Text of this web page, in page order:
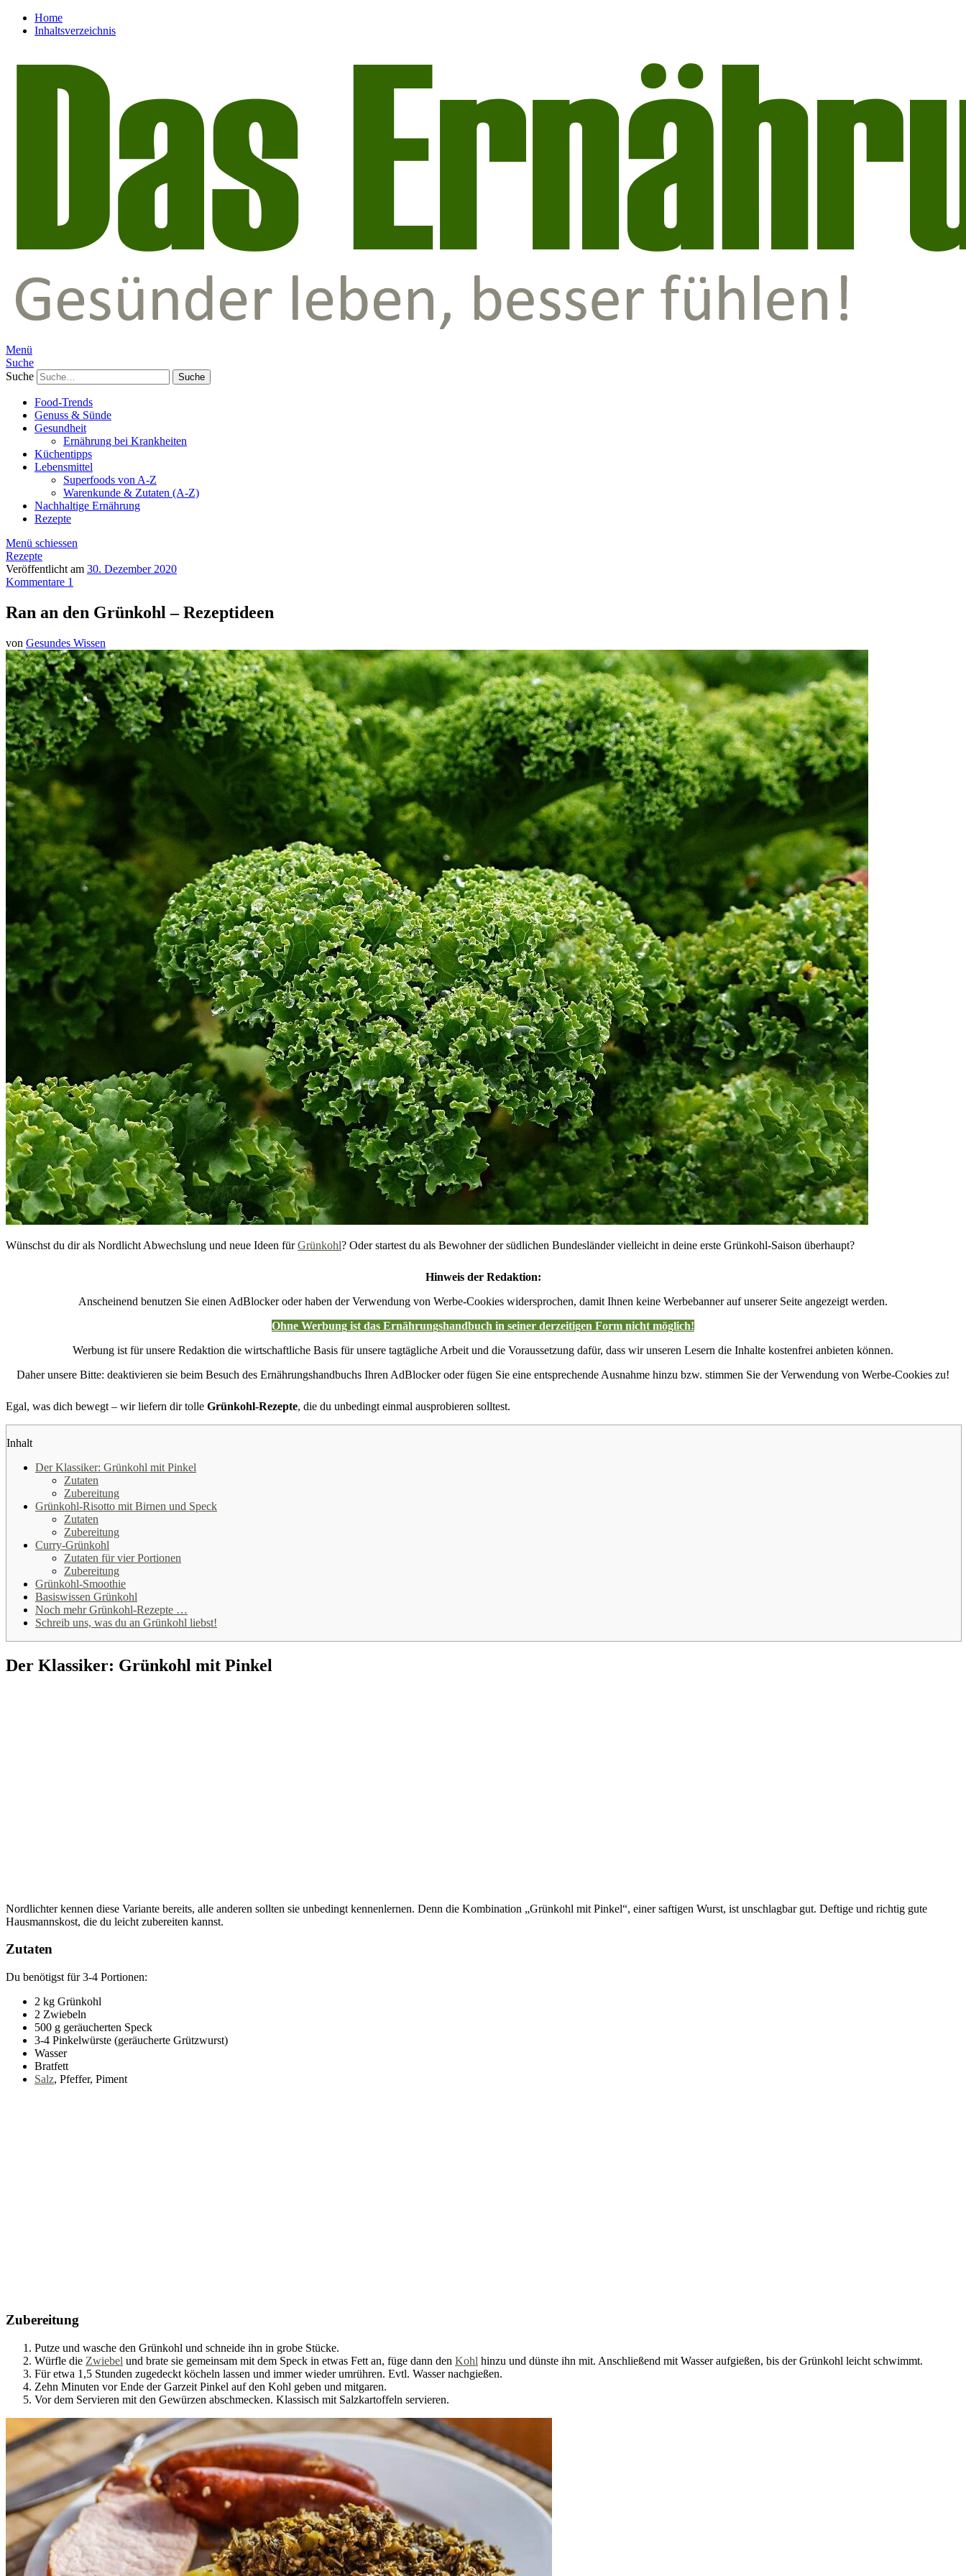
Home
Inhaltsverzeichnis
Menü
Suche
Suche
Food-Trends
Genuss & Sünde
Gesundheit
Ernährung bei Krankheiten
Küchentipps
Lebensmittel
Superfoods von A-Z
Warenkunde & Zutaten (A-Z)
Nachhaltige Ernährung
Rezepte
Menü schiessen
Rezepte
Veröffentlicht am 30. Dezember 2020
Kommentare 1
Ran an den Grünkohl – Rezeptideen
von Gesundes Wissen
Wünschst du dir als Nordlicht Abwechslung und neue Ideen fürGrünkohl? Oder startest du als Bewohner der südlichen Bundesländer vielleicht in deine erste Grünkohl-Saison überhaupt?
Hinweis der Redaktion:
Anscheinend benutzen Sie einen AdBlocker oder haben der Verwendung von Werbe-Cookies widersprochen, damit Ihnen keine Werbebanner auf unserer Seite angezeigt werden.
Ohne Werbung ist das Ernährungshandbuch in seiner derzeitigen Form nicht möglich!
Werbung ist für unsere Redaktion die wirtschaftliche Basis für unsere tagtägliche Arbeit und die Voraussetzung dafür, dass wir unseren Lesern die Inhalte kostenfrei anbieten können.
Daher unsere Bitte: deaktivieren sie beim Besuch des Ernährungshandbuchs Ihren AdBlocker oder fügen Sie eine entsprechende Ausnahme hinzu bzw. stimmen Sie der Verwendung von Werbe-Cookies zu!
Egal, was dich bewegt – wir liefern dir tolle Grünkohl-Rezepte, die du unbedingt einmal ausprobieren solltest.
Inhalt
Der Klassiker: Grünkohl mit Pinkel
Zutaten
Zubereitung
Grünkohl-Risotto mit Birnen und Speck
Zutaten
Zubereitung
Curry-Grünkohl
Zutaten für vier Portionen
Zubereitung
Grünkohl-Smoothie
Basiswissen Grünkohl
Noch mehr Grünkohl-Rezepte …
Schreib uns, was du an Grünkohl liebst!
Der Klassiker: Grünkohl mit Pinkel
Nordlichter kennen diese Variante bereits, alle anderen sollten sie unbedingt kennenlernen. Denn die Kombination „Grünkohl mit Pinkel“, einer saftigen Wurst, ist unschlagbar gut. Deftige und richtig gute
Hausmannskost, die du leicht zubereiten kannst.
Zutaten
Du benötigst für 3-4 Portionen:
2 kg Grünkohl
2 Zwiebeln
500 g geräucherten Speck
3-4 Pinkelwürste (geräucherte Grützwurst)
Wasser
Bratfett
Salz, Pfeffer, Piment
Zubereitung
Putze und wasche den Grünkohl und schneide ihn in grobe Stücke.
Würfle die Zwiebel und brate sie gemeinsam mit dem Speck in etwas Fett an, füge dann den Kohl hinzu und dünste ihn mit. Anschließend mit Wasser aufgießen, bis der Grünkohl leicht schwimmt.
Für etwa 1,5 Stunden zugedeckt köcheln lassen und immer wieder umrühren. Evtl. Wasser nachgießen.
Zehn Minuten vor Ende der Garzeit Pinkel auf den Kohl geben und mitgaren.
Vor dem Servieren mit den Gewürzen abschmecken. Klassisch mit Salzkartoffeln servieren.